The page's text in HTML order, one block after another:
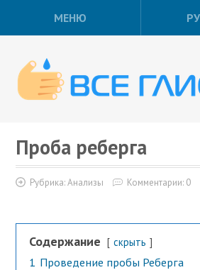
МЕНЮ
Проба реберга
Рубрика:Анализы Комментарии: 0
Содержание скрыть
1 Проведение пробы Реберга